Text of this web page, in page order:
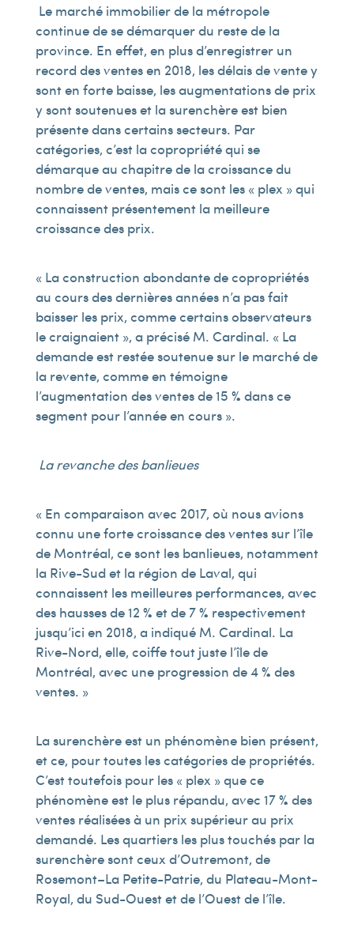
Le marché immobilier de la métropole
continue de se démarquer du reste de la
province. En effet, en plus d’enregistrer un
record des ventes en 2018, les délais de vente y
sont en forte baisse, les augmentations de prix
y sont soutenues et la surenchère est bien
présente dans certains secteurs. Par
catégories, c’est la copropriété qui se
démarque au chapitre de la croissance du
nombre de ventes, mais ce sont les « plex » qui
connaissent présentement la meilleure
croissance des prix.
« La construction abondante de copropriétés
au cours des dernières années n’a pas fait
baisser les prix, comme certains observateurs
le craignaient », a précisé M. Cardinal. « La
demande est restée soutenue sur le marché de
la revente, comme en témoigne
l’augmentation des ventes de 15 % dans ce
segment pour l’année en cours ».
La revanche des banlieues
« En comparaison avec 2017, où nous avions
connu une forte croissance des ventes sur l’île
de Montréal, ce sont les banlieues, notamment
la Rive-Sud et la région de Laval, qui
connaissent les meilleures performances, avec
des hausses de 12 % et de 7 % respectivement
jusqu’ici en 2018, a indiqué M. Cardinal. La
Rive-Nord, elle, coiffe tout juste l’île de
Montréal, avec une progression de 4 % des
ventes. »
La surenchère est un phénomène bien présent,
et ce, pour toutes les catégories de propriétés.
C’est toutefois pour les « plex » que ce
phénomène est le plus répandu, avec 17 % des
ventes réalisées à un prix supérieur au prix
demandé. Les quartiers les plus touchés par la
surenchère sont ceux d’Outremont, de
Rosemont–La Petite-Patrie, du Plateau-Mont-
Royal, du Sud-Ouest et de l’Ouest de l’île.